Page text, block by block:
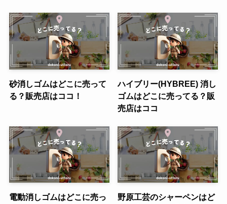
砂消しゴムはどこに売って
る？販売店はココ！
ハイブリー(HYBREE) 消し
ゴムはどこに売ってる？販
売店はココ
電動消しゴムはどこに売っ
野原工芸のシャーペンはど